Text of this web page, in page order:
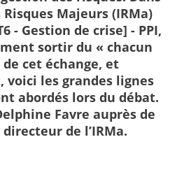
Majeurs (IRMa)
- Gestion de crise] - PPI,
sortir du « chacun
cet échange, et
voici les grandes lignes
abordés lors du débat.
Favre auprès de
de l’IRMa.